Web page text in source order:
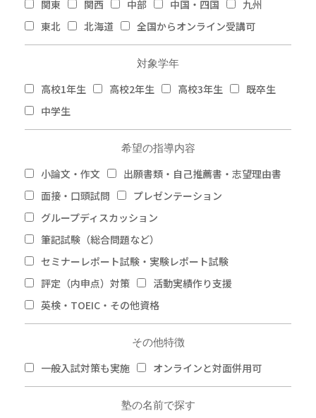
関東 関西 中部 中国・四国
九州
東北
北海道 全国からオンライン受講可
対象学年
高校1年生 高校2年生 高校3年生
既卒生
中学生
希望の指導内容
小論文・作文
出願書類・自己推薦書・志望理由書
面接・口頭試問
プレゼンテーション
グループディスカッション
筆記試験（総合問題など）
セミナーレポート試験・実験レポート試験
評定（内申点）対策
活動実績作り支援
英検・TOEIC・その他資格
その他特徴
一般入試対策も実施 オンラインと対面併用可
塾の名前で探す